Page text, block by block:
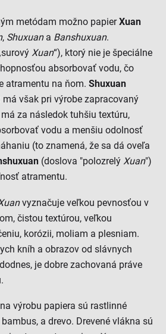
metódam možno papierXuan
, Shuxuana Banshuxuan.
Xuan“), ktorý nie je špeciálne
absorbovať vodu, čo
atramentu na ňom. Shuxuan
má však pri výrobe zapracovaný
za následok tuhšiu textúru,
vodu a menšiu odolnosť
(to znamená, že sa dá oveľa
(doslova "polozrelý Xuan")
atramentu.
vyznačuje veľkou pevnosťou v
čistou textúrou, veľkou
korózii, moliam a plesniam.
kníh a obrazov od slávnych
je dobre zachovaná práve
výrobu papiera sú rastlinné
a drevo. Drevené vlákna sú